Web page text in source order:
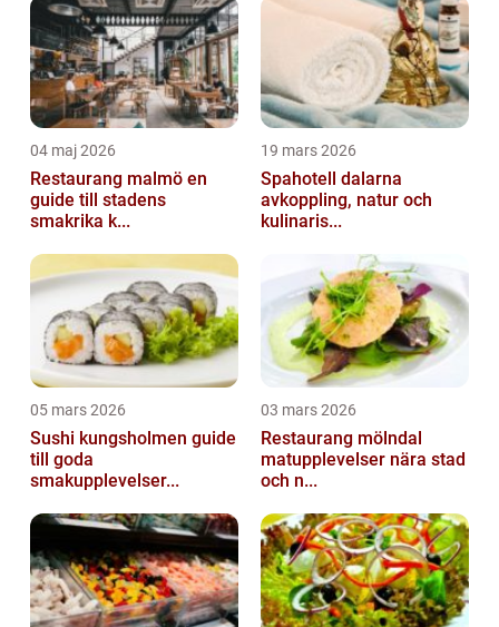
04 maj 2026
Restaurang malmö en
guide till stadens
smakrika k...
19 mars 2026
Spahotell dalarna
avkoppling, natur och
kulinaris...
05 mars 2026
Sushi kungsholmen guide
till goda
smakupplevelser...
03 mars 2026
Restaurang mölndal
matupplevelser nära stad
och n...